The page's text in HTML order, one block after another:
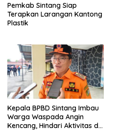
Pemkab Sintang Siap
Terapkan Larangan Kantong
Plastik
Kepala BPBD Sintang Imbau
Warga Waspada Angin
Kencang, Hindari Aktivitas di